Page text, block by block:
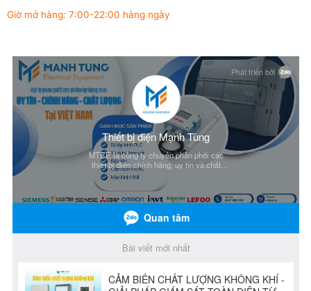
Giờ mở hàng: 7:00-22:00 hàng ngày